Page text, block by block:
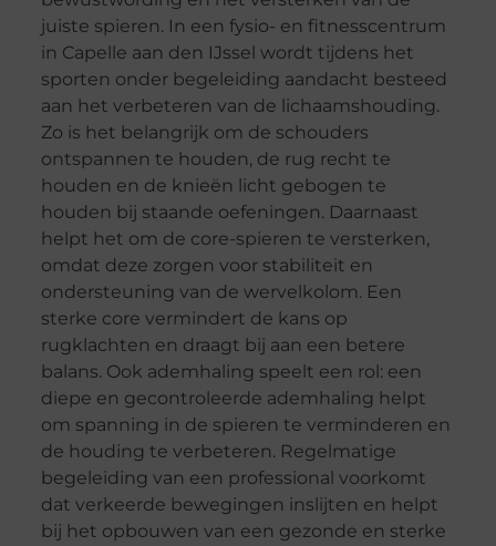
juiste spieren. In een fysio- en fitnesscentrum
in Capelle aan den IJssel wordt tijdens het
sporten onder begeleiding aandacht besteed
aan het verbeteren van de lichaamshouding.
Zo is het belangrijk om de schouders
ontspannen te houden, de rug recht te
houden en de knieën licht gebogen te
houden bij staande oefeningen. Daarnaast
helpt het om de core-spieren te versterken,
omdat deze zorgen voor stabiliteit en
ondersteuning van de wervelkolom. Een
sterke core vermindert de kans op
rugklachten en draagt bij aan een betere
balans. Ook ademhaling speelt een rol: een
diepe en gecontroleerde ademhaling helpt
om spanning in de spieren te verminderen en
de houding te verbeteren. Regelmatige
begeleiding van een professional voorkomt
dat verkeerde bewegingen inslijten en helpt
bij het opbouwen van een gezonde en sterke